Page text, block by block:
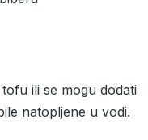
ili se mogu dodati
natopljene u vodi.